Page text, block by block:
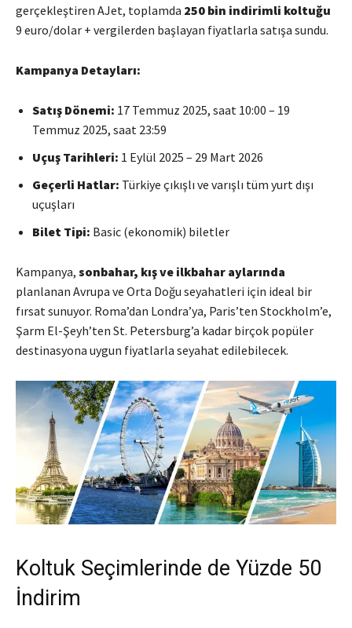
gerçekleştiren AJet, toplamda 250 bin indirimli koltuğu
9 euro/dolar + vergilerden başlayan fiyatlarla satışa sundu.
Kampanya Detayları:
Satış Dönemi: 17 Temmuz 2025, saat 10:00 – 19
Temmuz 2025, saat 23:59
Uçuş Tarihleri: 1 Eylül 2025 – 29 Mart 2026
Geçerli Hatlar: Türkiye çıkışlı ve varışlı tüm yurt dışı
uçuşları
Bilet Tipi: Basic (ekonomik) biletler
Kampanya, sonbahar, kış ve ilkbahar aylarında
planlanan Avrupa ve Orta Doğu seyahatleri için ideal bir
fırsat sunuyor. Roma’dan Londra’ya, Paris’ten Stockholm’e,
Şarm El-Şeyh’ten St. Petersburg’a kadar birçok popüler
destinasyona uygun fiyatlarla seyahat edilebilecek.
Koltuk Seçimlerinde de Yüzde 50
İndirim